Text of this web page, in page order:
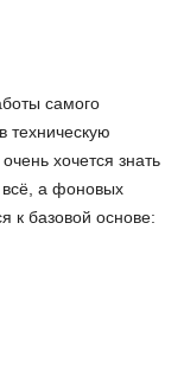
самого
техническую
хочется знать
всё, а фоновых
к базовой основе: